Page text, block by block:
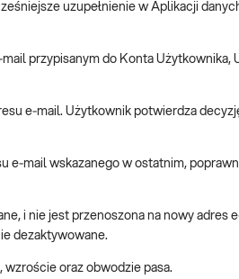
uzupełnienie w Aplikacji
przypisanym do Konta Użytkownika,
e‑mail. Użytkownik potwierdza
e‑mail wskazanego w ostatnim,
i nie jest przenoszona na nowy adres
dezaktywowane.
oraz obwodzie pasa.